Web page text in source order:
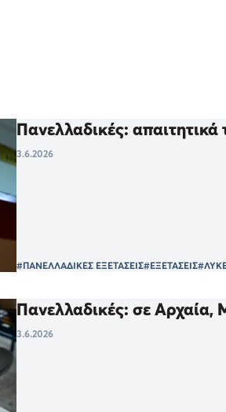
Πανελλαδικές:
3.6.2026
#ΠΑΝΕΛΛΑΔΙΚΕΣ ΕΞΕΤΑΣΕΙΣ#ΕΞΕΤΑΣΕΙΣ
Πανελλαδικές: σε Αρχαία,
3.6.2026